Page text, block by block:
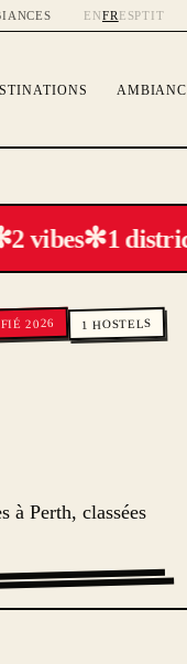
ENFR ESPTIT
2 vibes✻1
2026 1 HOSTELS
à Perth, classées